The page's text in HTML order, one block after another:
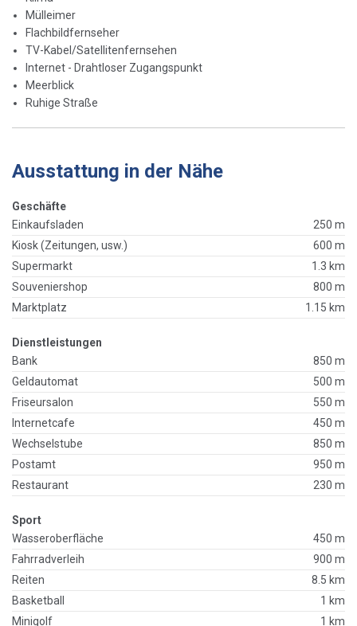
Mülleimer
Flachbildfernseher
TV-Kabel/Satellitenfernsehen
Internet - Drahtloser Zugangspunkt
Meerblick
Ruhige Straße
Ausstattung in der Nähe
Geschäfte
Einkaufsladen
250 m
Kiosk (Zeitungen, usw.)
600 m
Supermarkt
1.3 km
Souveniershop
800 m
Marktplatz
1.15 km
Dienstleistungen
Bank
850 m
Geldautomat
500 m
Friseursalon
550 m
Internetcafe
450 m
Wechselstube
850 m
Postamt
950 m
Restaurant
230 m
Sport
Wasseroberfläche
450 m
Fahrradverleih
900 m
Reiten
8.5 km
Basketball
1 km
Minigolf
1 km